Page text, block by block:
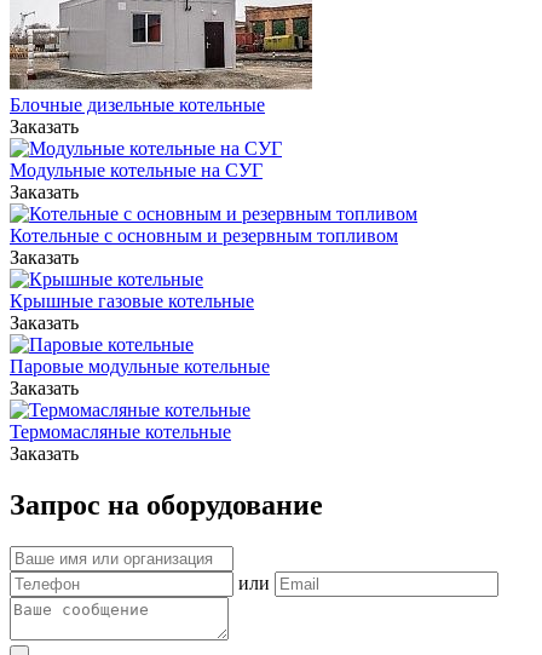
Блочные дизельные котельные
Заказать
Модульные котельные на СУГ
Заказать
Котельные с основным и резервным топливом
Заказать
Крышные газовые котельные
Заказать
Паровые модульные котельные
Заказать
Термомасляные котельные
Заказать
Запрос на оборудование
или